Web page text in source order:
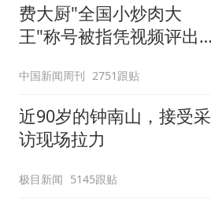
费大厨"全国小炒肉大
王"称号被指凭视频评出
中国新闻周刊 2751跟贴
近90岁的钟南山，接受采
访现场拉力
极目新闻 5145跟贴